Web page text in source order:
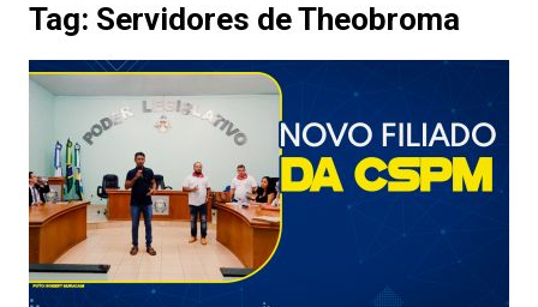
Tag: Servidores de Theobroma